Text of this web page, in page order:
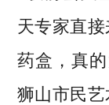
天专家直
药盒，真
狮山市民